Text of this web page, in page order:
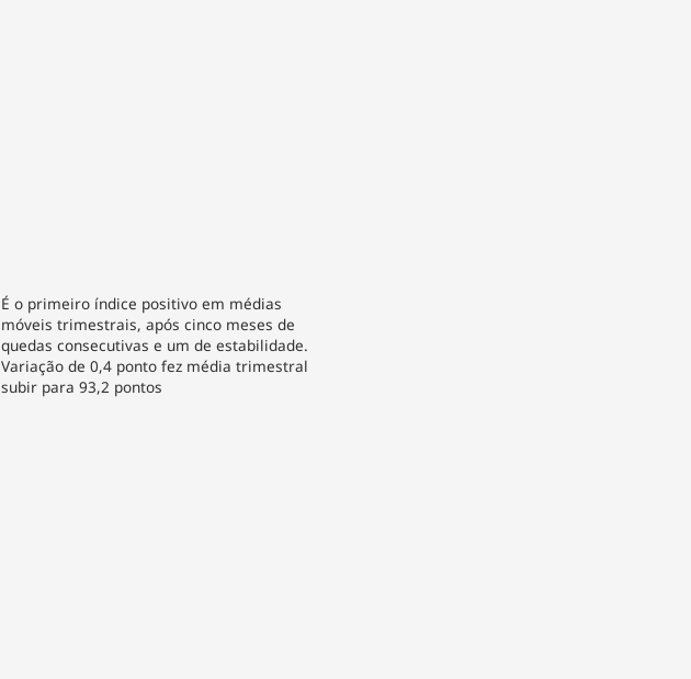
É o primeiro índice positivo em médias
móveis trimestrais, após cinco meses de
quedas consecutivas e um de estabilidade.
Variação de 0,4 ponto fez média trimestral
subir para 93,2 pontos